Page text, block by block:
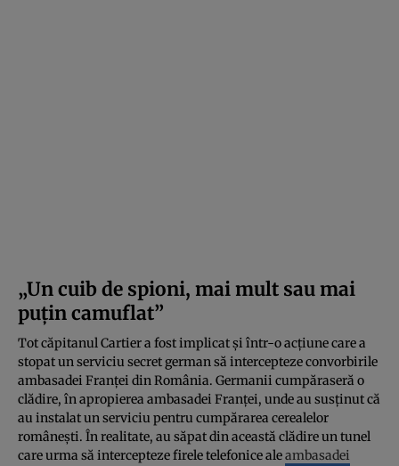
„Un cuib de spioni, mai mult sau mai
puţin camuflat”
Tot căpitanul Cartier a fost implicat și într-o acțiune care a
stopat un serviciu secret german să intercepteze convorbirile
ambasadei Franței din România. Germanii cumpăraseră o
clădire, în apropierea ambasadei Franței, unde au susținut că
au instalat un serviciu pentru cumpărarea cerealelor
româneşti. În realitate, au săpat din această clădire un tunel
care urma să intercepteze firele telefonice aleambasadei